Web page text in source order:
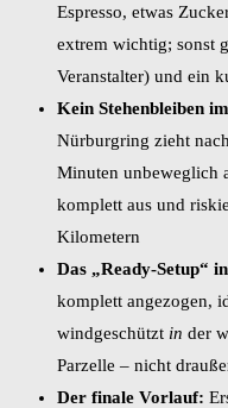
Espresso, etwas
extrem wichtig; sonst
Veranstalter) und ein
Kein Stehenbleiben
Nürburgring zieht
Minuten unbeweglich
komplett aus und
Kilometern
Das „Ready-Setup“
komplett angezogen,
windgeschützt in der
Parzelle – nicht
Der finale Vorlauf: